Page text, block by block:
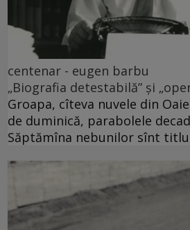
centenar - eugen barbu
„Biografia detestabilă” și
Groapa, cîteva nuvele din
de duminică, parabolele
Săptămîna nebunilor sînt